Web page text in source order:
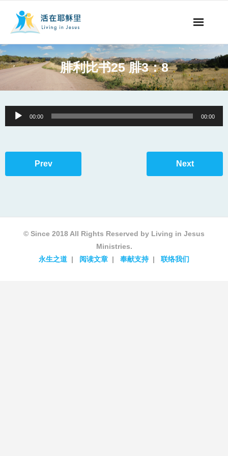
事工概要
阅读文章
腓利比书25 腓3：8
Audio
Player
00:00 00:00
Prev Next
© Since 2018 All Rights Reserved by Living in Jesus
Ministries.
永生之道
阅读文章 奉献支持 联络我们